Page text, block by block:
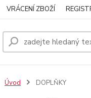
VRÁCENÍ ZBOŽÍ
Úvod DOPLŇKY